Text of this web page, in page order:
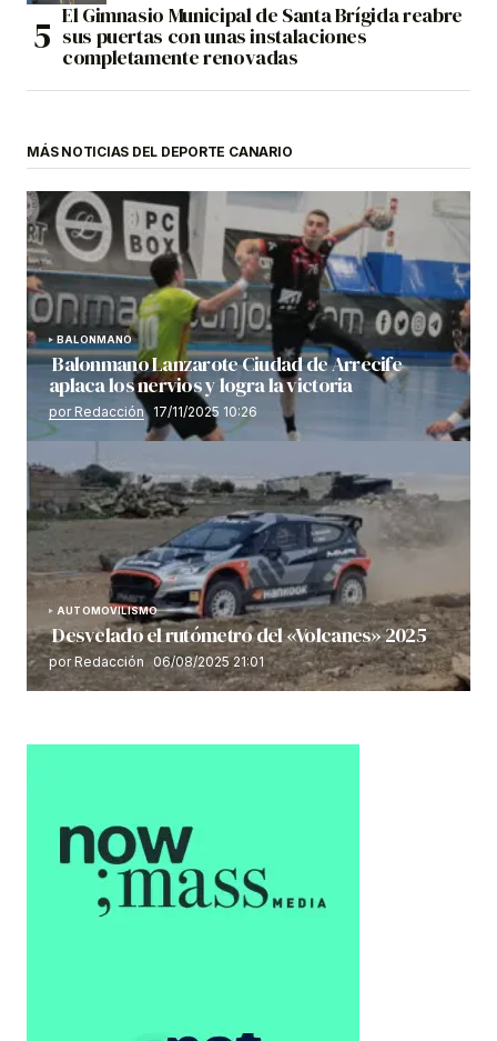
El Gimnasio Municipal de Santa Brígida reabre
sus puertas con unas instalaciones
completamente renovadas
MÁS NOTICIAS DEL DEPORTE CANARIO
BALONMANO
Balonmano Lanzarote Ciudad de Arrecife
aplaca los nervios y logra la victoria
por Redacción 17/11/2025 10:26
AUTOMOVILISMO
Desvelado el rutómetro del «Volcanes» 2025
por Redacción 06/08/2025 21:01